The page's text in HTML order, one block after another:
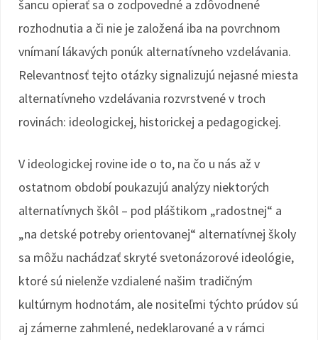
šancu opierať sa o zodpovedné a zdôvodnené
rozhodnutia a či nie je založená iba na povrchnom
vnímaní lákavých ponúk alternatívneho vzdelávania.
Relevantnosť tejto otázky signalizujú nejasné miesta
alternatívneho vzdelávania rozvrstvené v troch
rovinách: ideologickej, historickej a pedagogickej.
V ideologickej rovine ide o to, na čo u nás až v
ostatnom období poukazujú analýzy niektorých
alternatívnych škôl – pod pláštikom „radostnej“ a
„na detské potreby orientovanej“ alternatívnej školy
sa môžu nachádzať skryté svetonázorové ideológie,
ktoré sú nielenže vzdialené našim tradičným
kultúrnym hodnotám, ale nositeľmi týchto prúdov sú
aj zámerne zahmlené, nedeklarované a v rámci